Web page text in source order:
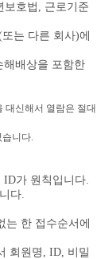
호법, 근로기준
는 다른 회사)에
배상을 포함한
대신해서 열람은 절대
니다.
가 원칙입니다.
다.
한 접수순서에
회원명, ID, 비밀